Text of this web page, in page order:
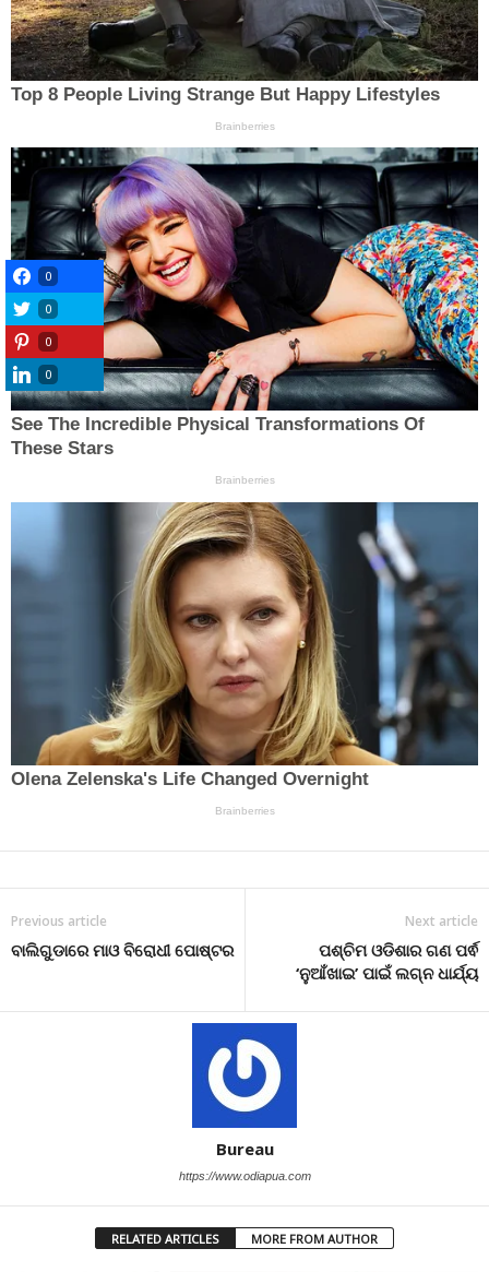
Previous article
ବାଲିଗୁଡାରେ ମାଓ ବିରୋଧୀ ପୋଷ୍ଟର
Next article
ପଶ୍ଚିମ ଓଡିଶାର ଗଣ ପର୍ଵ
‘ନୁଆଁଖାଇ’ ପାଇଁ ଲଗ୍ନ ଧାର୍ଯ୍ୟ
Bureau
https://www.odiapua.com
RELATED ARTICLES MORE FROM AUTHOR
0
0
0
0